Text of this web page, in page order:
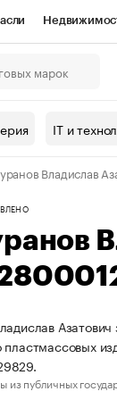
Проверка
IT и
Владислав
пластмассовых
из публичных